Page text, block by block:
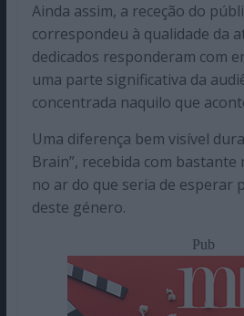
Ainda assim, a receção do
correspondeu à qualidade da
dedicados responderam com
uma parte significativa da
concentrada naquilo que
Uma diferença bem visível
Brain”, recebida com
no ar do que seria de esperar
deste género.
Pub